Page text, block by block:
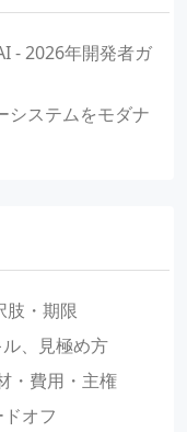
- 2026年開発者ガ
システムをモダナ
・期限
、見極め方
・費用・主権
オフ